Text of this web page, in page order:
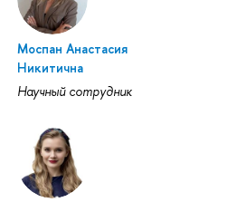
Моспан Анастасия
Никитична
Научный сотрудник